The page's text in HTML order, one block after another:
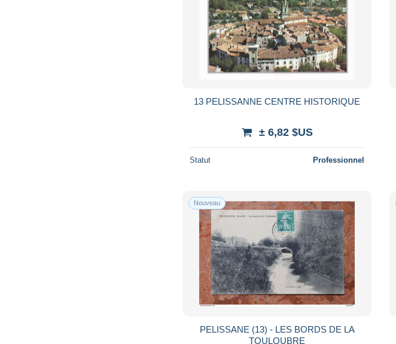
13 PELISSANNE CENTRE HISTORIQUE
± 6,82 $US
Statut Professionnel
Nouveau
PELISSANE (13) - LES BORDS DE LA
TOULOUBRE